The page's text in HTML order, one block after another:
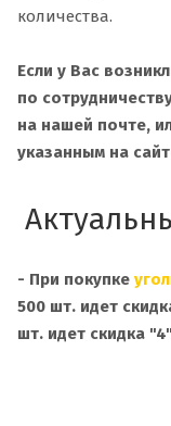
количества.
Если у Вас
по
на нашей почте,
указанным на
- При покупке
500 шт. идет
шт. идет скидка